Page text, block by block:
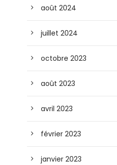
août 2024
juillet 2024
octobre 2023
août 2023
avril 2023
février 2023
janvier 2023